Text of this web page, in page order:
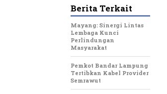
Berita Terkait
Mayang: Sinergi Lintas
Lembaga Kunci
Perlindungan
Masyarakat
Pemkot Bandar Lampung
Tertibkan Kabel Provider
Semrawut